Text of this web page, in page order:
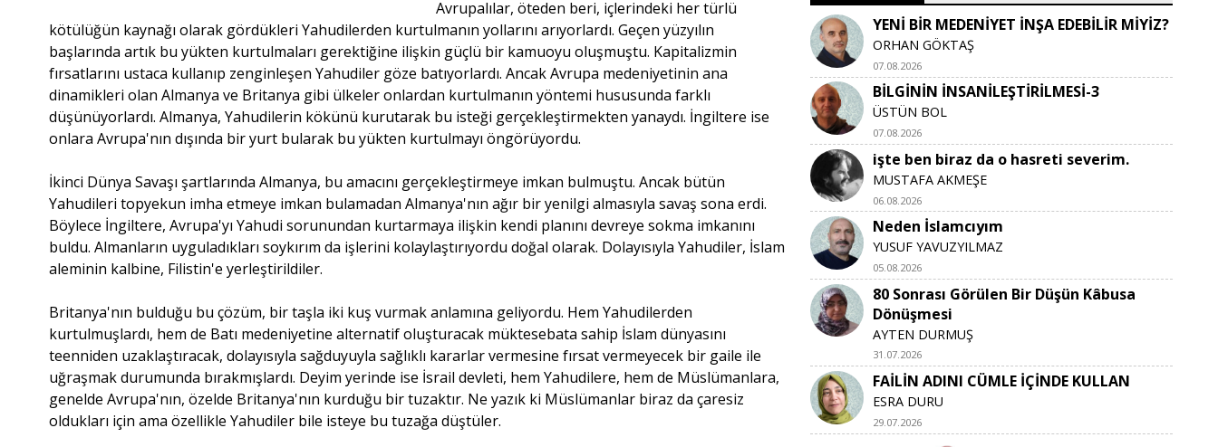
Avrupalılar, öteden beri, içlerindeki her türlü
kötülüğün kaynağı olarak gördükleri Yahudilerden kurtulmanın yollarını arıyorlardı. Geçen yüzyılın
başlarında artık bu yükten kurtulmaları gerektiğine ilişkin güçlü bir kamuoyu oluşmuştu. Kapitalizmin
fırsatlarını ustaca kullanıp zenginleşen Yahudiler göze batıyorlardı. Ancak Avrupa medeniyetinin ana
dinamikleri olan Almanya ve Britanya gibi ülkeler onlardan kurtulmanın yöntemi hususunda farklı
düşünüyorlardı. Almanya, Yahudilerin kökünü kurutarak bu isteği gerçekleştirmekten yanaydı. İngiltere ise
onlara Avrupa'nın dışında bir yurt bularak bu yükten kurtulmayı öngörüyordu.
İkinci Dünya Savaşı şartlarında Almanya, bu amacını gerçekleştirmeye imkan bulmuştu. Ancak bütün
Yahudileri topyekun imha etmeye imkan bulamadan Almanya'nın ağır bir yenilgi almasıyla savaş sona erdi.
Böylece İngiltere, Avrupa'yı Yahudi sorunundan kurtarmaya ilişkin kendi planını devreye sokma imkanını
buldu. Almanların uyguladıkları soykırım da işlerini kolaylaştırıyordu doğal olarak. Dolayısıyla Yahudiler, İslam
aleminin kalbine, Filistin'e yerleştirildiler.
Britanya'nın bulduğu bu çözüm, bir taşla iki kuş vurmak anlamına geliyordu. Hem Yahudilerden
kurtulmuşlardı, hem de Batı medeniyetine alternatif oluşturacak müktesebata sahip İslam dünyasını
teenniden uzaklaştıracak, dolayısıyla sağduyuyla sağlıklı kararlar vermesine fırsat vermeyecek bir gaile ile
uğraşmak durumunda bırakmışlardı. Deyim yerinde ise İsrail devleti, hem Yahudilere, hem de Müslümanlara,
genelde Avrupa'nın, özelde Britanya'nın kurduğu bir tuzaktır. Ne yazık ki Müslümanlar biraz da çaresiz
oldukları için ama özellikle Yahudiler bile isteye bu tuzağa düştüler.
YENİ BİR MEDENİYET İNŞA EDEBİLİR MİYİZ?
ORHAN GÖKTAŞ
07.08.2026
BİLGİNİN İNSANİLEŞTİRİLMESİ-3
ÜSTÜN BOL
07.08.2026
işte ben biraz da o hasreti severim.
MUSTAFA AKMEŞE
06.08.2026
Neden İslamcıyım
YUSUF YAVUZYILMAZ
05.08.2026
80 Sonrası Görülen Bir Düşün Kâbusa
Dönüşmesi
AYTEN DURMUŞ
31.07.2026
FAİLİN ADINI CÜMLE İÇİNDE KULLAN
ESRA DURU
29.07.2026